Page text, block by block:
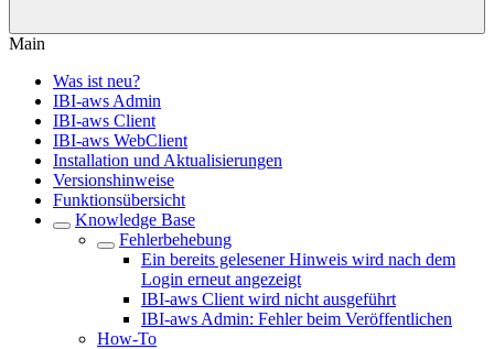
Main
Was ist neu?
IBI-aws Admin
IBI-aws Client
IBI-aws WebClient
Installation und Aktualisierungen
Versionshinweise
Funktionsübersicht
Knowledge Base
Fehlerbehebung
Ein bereits gelesener Hinweis wird nach dem
Login erneut angezeigt
IBI-aws Client wird nicht ausgeführt
IBI-aws Admin: Fehler beim Veröffentlichen
How-To